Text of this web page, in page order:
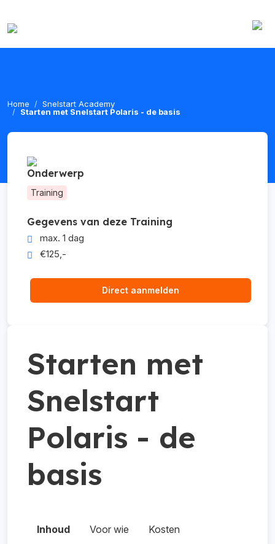
Home
Snelstart Academy
Starten met Snelstart Polaris - de basis
Onderwerp
Training
Gegevens van deze Training
max. 1 dag
€125,-
Direct aanmelden
Starten met
Snelstart
Polaris - de
basis
Inhoud Voor wie Kosten